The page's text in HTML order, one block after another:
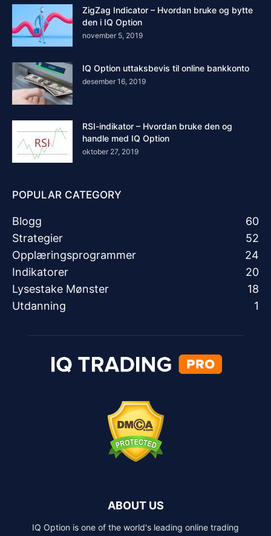
ZigZag Indicator – Hvordan bruke og bytte
den i IQ Option
november 5, 2019
IQ Option uttaksbevis til online bankkonto
desember 16, 2019
RSI-indikator – Hvordan bruke den og
handle med IQ Option
oktober 27, 2019
POPULAR CATEGORY
Blogg
60
Strategier
52
Opplæringsprogrammer
24
Indikatorer
20
Lysestake Mønster
18
Utdanning
1
ABOUT US
IQ Option is one of the world's leading online trading